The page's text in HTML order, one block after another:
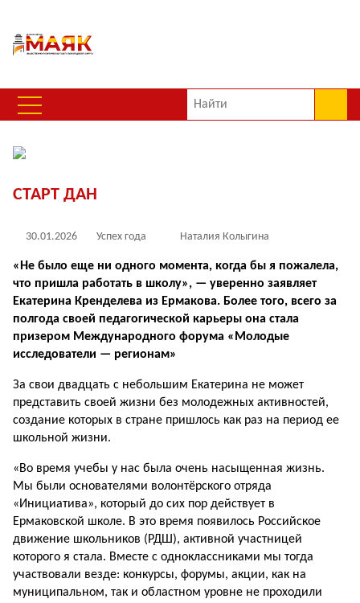
СТАРТ ДАН
30.01.2026 Успех года Наталия Колыгина
«Не было еще ни одного момента, когда бы я пожалела,
что пришла работать в школу», — уверенно заявляет
Екатерина Кренделева из Ермакова. Более того, всего за
полгода своей педагогической карьеры она стала
призером Международного форума «Молодые
исследователи — регионам»
За свои двадцать с небольшим Екатерина не может
предста­вить своей жизни без молодеж­ных активностей,
создание которых в стране пришлось как раз на период ее
школьной жизни.
«Во время учебы у нас была очень насыщенная жизнь.
Мы были основа­телями волонтёрского отряда
«Инициатива», который до сих пор действует в
Ермаковской школе. В это время появи­лось Российское
движение школьников (РДШ), активной участницей
которого я стала. Вместе с одноклассниками мы тогда
участвовали везде: конкурсы, форумы, акции, как на
муниципальном, так и областном уровне не проходили